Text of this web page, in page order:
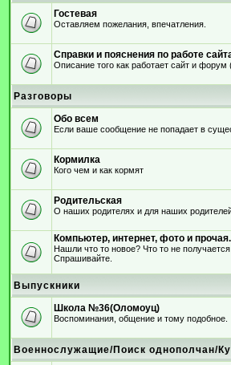
Гостевая
Оставляем пожелания, впечатления.
Справки и пояснения по работе
Описание того как работает сайт и
Разговоры
Обо всем
Если ваше сообщение не попадает в
Кормилка
Кого чем и как кормят
Родительская
О наших родителях и для наших
Компьютер, интернет, фото и
Нашли что то новое? Что то не
Спрашивайте.
Выпускники
Школа №36(Оломоуц)
Воспоминания, общение и тому подобное.
Военнослужащие/Поиск однополчан/